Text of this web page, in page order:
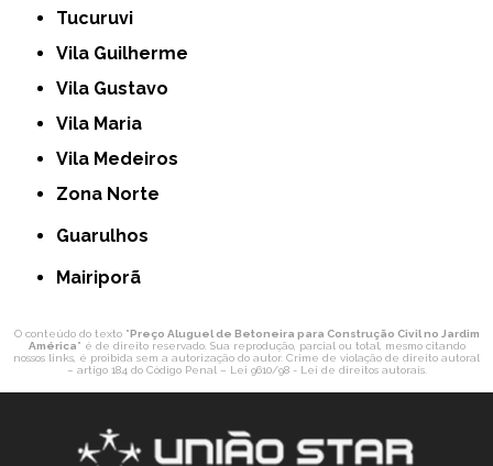
Tucuruvi
Vila Guilherme
Vila Gustavo
Vila Maria
Vila Medeiros
Zona Norte
Guarulhos
Mairiporã
O conteúdo do texto "Preço Aluguel de Betoneira para Construção Civil no Jardim
América" é de direito reservado. Sua reprodução, parcial ou total, mesmo citando
nossos links, é proibida sem a autorização do autor. Crime de violação de direito autoral
– artigo 184 do Código Penal – Lei 9610/98 - Lei de direitos autorais.